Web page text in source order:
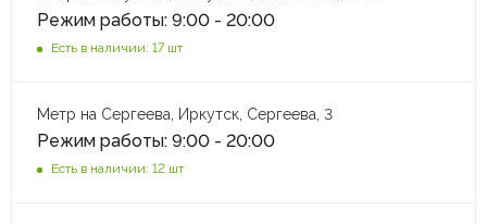
Режим работы: 9:00 - 20:00
Есть в наличии: 17 шт
Метр на Сергеева, Иркутск, Сергеева, 3
Режим работы: 9:00 - 20:00
Есть в наличии: 12 шт